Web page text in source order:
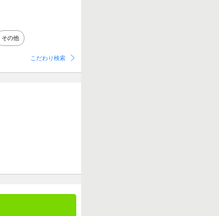
その他
こだわり検索